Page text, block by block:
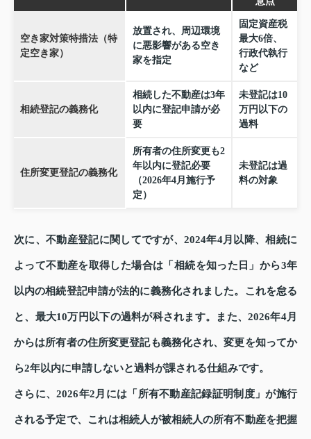
空き家対策特措法（特
定空き家）
放置され、周辺環境
に悪影響がある空き
家を指定
固定資産税
最大6倍、
行政代執行
など
相続登記の義務化
相続した不動産は3年
以内に登記申請が必
要
未登記は10
万円以下の
過料
住所変更登記の義務化
所有者の住所変更も2
年以内に登記必要
（2026年4月施行予
定）
未登記は過
料の対象
次に、不動産登記に関してですが、2024年4月以降、相続に
よって不動産を取得した場合は「相続を知った日」から3年
以内の相続登記申請が法的に義務化されました。これを怠る
と、最大10万円以下の過料が科されます。また、2026年4月
からは所有者の住所変更登記も義務化され、変更を知ってか
ら2年以内に申請しないと過料が課される仕組みです。
さらに、2026年2月には「所有不動産記録証明制度」が施行
される予定で、これは相続人が被相続人の所有不動産を把握